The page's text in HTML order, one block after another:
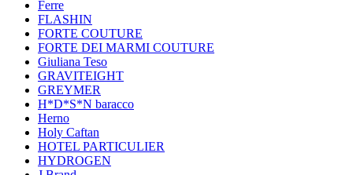
Ferre
FLASHIN
FORTE COUTURE
FORTE DEI MARMI COUTURE
Giuliana Teso
GRAVITEIGHT
GREYMER
H*D*S*N baracco
Herno
Holy Caftan
HOTEL PARTICULIER
HYDROGEN